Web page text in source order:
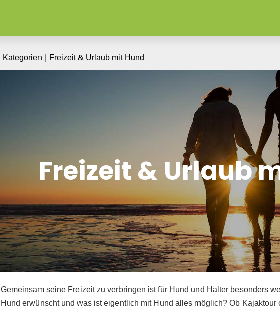
Kategorien Freizeit & Urlaub mit Hund
Freizeit & Urlaub
Gemeinsam seine Freizeit zu verbringen ist für Hund und Halter besonders
Hund erwünscht und was ist eigentlich mit Hund alles möglich? Ob